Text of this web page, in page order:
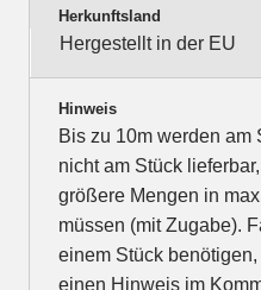
Herkunftsland
Hergestellt in der EU
Hinweis
Bis zu 10m werden am
nicht am Stück
größere Mengen in
müssen (mit Zugabe).
einem Stück
einen Hinweis im